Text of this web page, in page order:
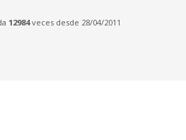
12984veces desde 28/04/2011